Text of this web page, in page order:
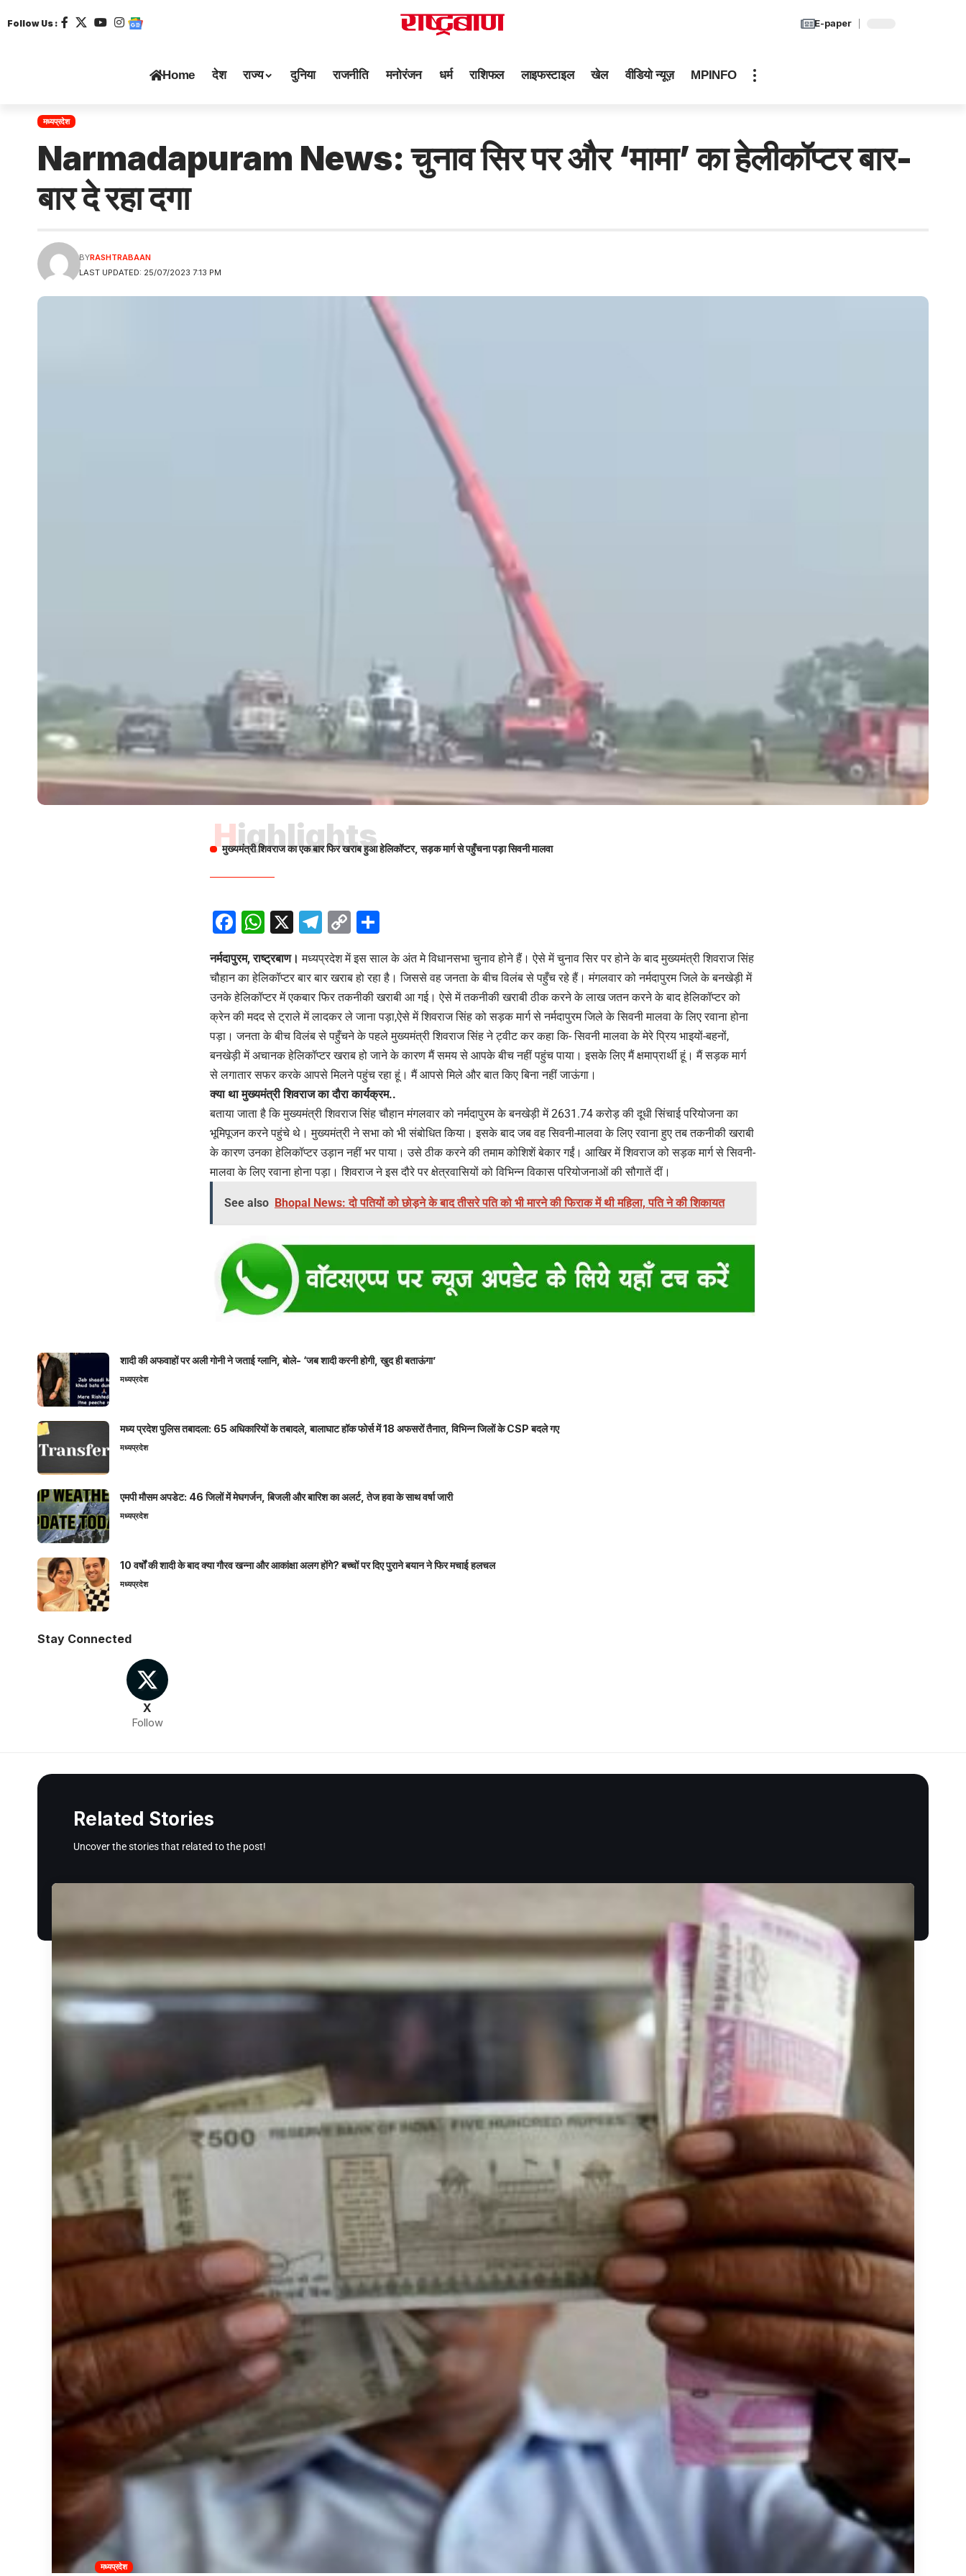
Follow Us : E-paper
Home देश राज्य दुनिया राजनीति मनोरंजन धर्म राशिफल लाइफस्टाइल खेल वीडियो न्यूज़ MPINFO
मध्यप्रदेश
Narmadapuram News: चुनाव सिर पर और ‘मामा’ का हेलीकॉप्टर बार-
बार दे रहा दगा
LAST UPDATED: 25/07/2023 7:13 PM
BYRASHTRABAAN
Highlights
मुख्यमंत्री शिवराज का एक बार फिर खराब हुआ हेलिकॉप्टर, सड़क मार्ग से पहुँचना पड़ा सिवनी मालवा
Facebook
WhatsApp
X Telegram
Copy
Link
नर्मदापुरम, राष्ट्रबाण। मध्यप्रदेश में इस साल के अंत मे विधानसभा चुनाव होने हैं। ऐसे में चुनाव सिर पर होने के बाद मुख्यमंत्री शिवराज सिंह
चौहान का हेलिकॉप्टर बार बार खराब हो रहा है। जिससे वह जनता के बीच विलंब से पहुँच रहे हैं। मंगलवार को नर्मदापुरम जिले के बनखेड़ी में
उनके हेलिकॉप्टर में एकबार फिर तकनीकी खराबी आ गई। ऐसे में तकनीकी खराबी ठीक करने के लाख जतन करने के बाद हेलिकॉप्टर को
क्रेन की मदद से ट्राले में लादकर ले जाना पड़ा,ऐसे में शिवराज सिंह को सड़क मार्ग से नर्मदापुरम जिले के सिवनी मालवा के लिए रवाना होना
पड़ा। जनता के बीच विलंब से पहुँचने के पहले मुख्यमंत्री शिवराज सिंह ने ट्वीट कर कहा कि- सिवनी मालवा के मेरे प्रिय भाइयों-बहनों,
बनखेड़ी में अचानक हेलिकॉप्टर खराब हो जाने के कारण मैं समय से आपके बीच नहीं पहुंच पाया। इसके लिए मैं क्षमाप्रार्थी हूं। मैं सड़क मार्ग
से लगातार सफर करके आपसे मिलने पहुंच रहा हूं। मैं आपसे मिले और बात किए बिना नहीं जाऊंगा।
क्या था मुख्यमंत्री शिवराज का दौरा कार्यक्रम..
बताया जाता है कि मुख्यमंत्री शिवराज सिंह चौहान मंगलवार को नर्मदापुरम के बनखेड़ी में 2631.74 करोड़ की दूधी सिंचाई परियोजना का
भूमिपूजन करने पहुंचे थे। मुख्यमंत्री ने सभा को भी संबोधित किया। इसके बाद जब वह सिवनी-मालवा के लिए रवाना हुए तब तकनीकी खराबी
के कारण उनका हेलिकॉप्टर उड़ान नहीं भर पाया। उसे ठीक करने की तमाम कोशिशें बेकार गईं। आखिर में शिवराज को सड़क मार्ग से सिवनी-
मालवा के लिए रवाना होना पड़ा। शिवराज ने इस दौरे पर क्षेत्रवासियों को विभिन्न विकास परियोजनाओं की सौगातें दीं।
See also Bhopal News: दो पतियों को छोड़ने के बाद तीसरे पति को भी मारने की फिराक में थी महिला, पति ने की शिकायत
शादी की अफवाहों पर अली गोनी ने जताई ग्लानि, बोले- ‘जब शादी करनी होगी, खुद ही बताऊंगा’
मध्यप्रदेश
मध्य प्रदेश पुलिस तबादला: 65 अधिकारियों के तबादले, बालाघाट हॉक फोर्स में 18 अफसरों तैनात, विभिन्न जिलों के CSP बदले गए
मध्यप्रदेश
एमपी मौसम अपडेट: 46 जिलों में मेघगर्जन, बिजली और बारिश का अलर्ट, तेज हवा के साथ वर्षा जारी
मध्यप्रदेश
10 वर्षों की शादी के बाद क्या गौरव खन्ना और आकांक्षा अलग होंगे? बच्चों पर दिए पुराने बयान ने फिर मचाई हलचल
मध्यप्रदेश
Stay Connected
X
Follow
Related Stories
Uncover the stories that related to the post!
मध्यप्रदेश